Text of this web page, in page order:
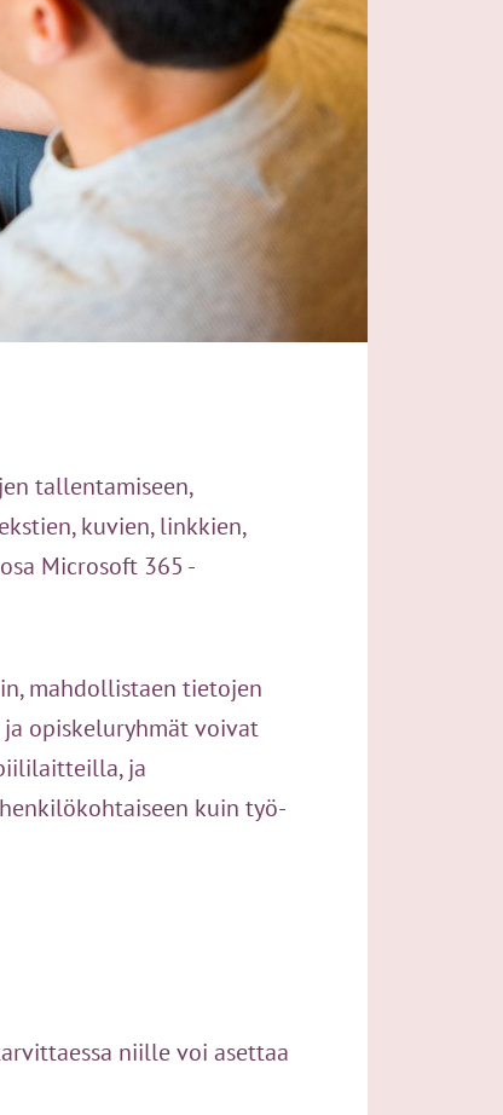
tallentamiseen,
kuvien, linkkien,
Microsoft 365 -
mahdollistaen tietojen
opiskeluryhmät voivat
ja
kuin työ-
niille voi asettaa